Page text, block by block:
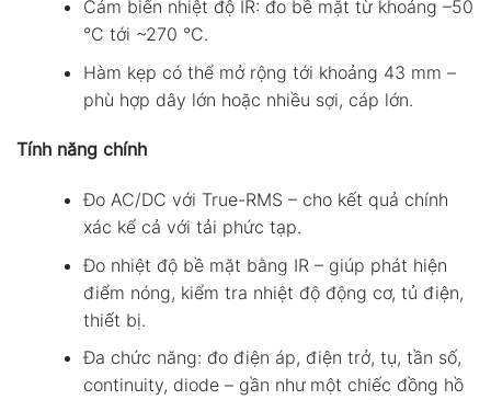
Cảm biến nhiệt độ IR: đo bề mặt từ khoảng –50
°C tới ~270 °C.
Hàm kẹp có thể mở rộng tới khoảng 43 mm –
phù hợp dây lớn hoặc nhiều sợi, cáp lớn.
Tính năng chính
Đo AC/DC với True-RMS – cho kết quả chính
xác kể cả với tải phức tạp.
Đo nhiệt độ bề mặt bằng IR – giúp phát hiện
điểm nóng, kiểm tra nhiệt độ động cơ, tủ điện,
thiết bị.
Đa chức năng: đo điện áp, điện trở, tụ, tần số,
continuity, diode – gần như một chiếc đồng hồ